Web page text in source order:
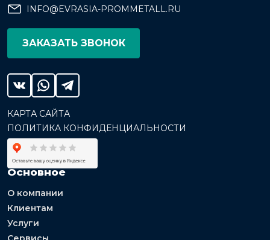
INFO@EVRASIA-PROMMETALL.RU
ЗАКАЗАТЬ ЗВОНОК
КАРТА САЙТА
ПОЛИТИКА КОНФИДЕНЦИАЛЬНОСТИ
Основное
О компании
Клиентам
Услуги